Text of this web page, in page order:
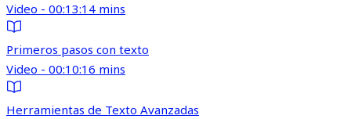
Video - 00:13:14 mins
Primeros pasos con texto
Video - 00:10:16 mins
Herramientas de Texto Avanzadas